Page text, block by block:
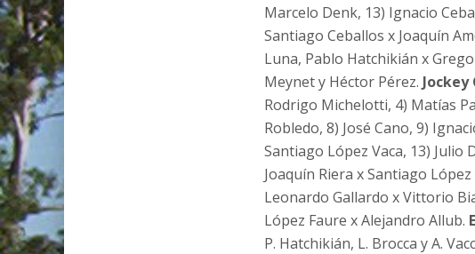
Marcelo Denk, 13) Ignacio
Santiago Ceballos x Joaquín
Luna, Pablo Hatchikián x
Meynet y Héctor Pérez. Jockey
Rodrigo Michelotti, 4) Matías
Robledo, 8) José Cano, 9)
Santiago López Vaca, 13) Julio
Joaquín Riera x Santiago
Leonardo Gallardo x Vittorio
López Faure x Alejandro Allub.
P. Hatchikián, L. Brocca y A.